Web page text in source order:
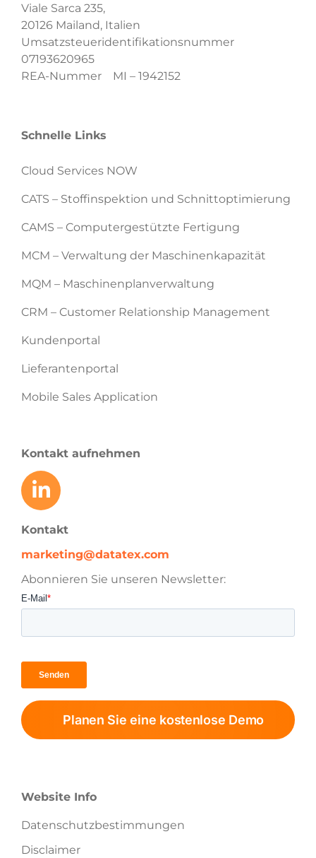
Viale Sarca 235,
20126 Mailand, Italien
Umsatzsteueridentifikationsnummer
07193620965
REA-Nummer MI – 1942152
Schnelle Links
Cloud Services NOW
CATS – Stoffinspektion und Schnittoptimierung
CAMS – Computergestützte Fertigung
MCM – Verwaltung der Maschinenkapazität
MQM – Maschinenplanverwaltung
CRM – Customer Relationship Management
Kundenportal
Lieferantenportal
Mobile Sales Application
Kontakt aufnehmen
Kontakt
marketing@datatex.com
Abonnieren Sie unseren Newsletter:
Planen Sie eine kostenlose Demo
Website Info
Datenschutzbestimmungen
Disclaimer